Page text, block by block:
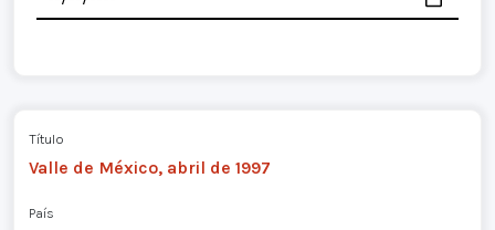
Título
Valle de México, abril de 1997
País